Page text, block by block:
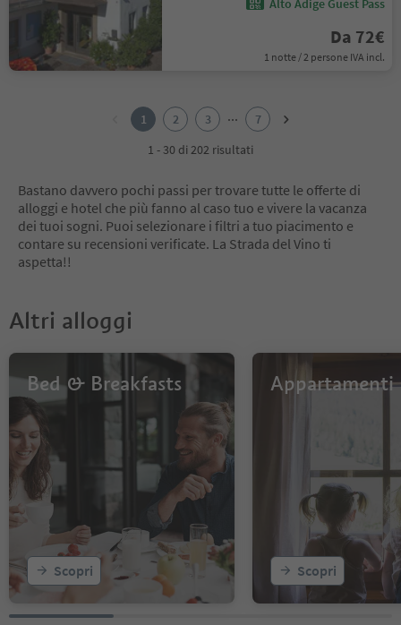
Alto Adige Guest Pass
Da 72€
1 notte / 2 persone IVA incl.
1 2 3 ...
7
1 - 30 di 202 risultati
Bastano davvero pochi passi per trovare tutte le offerte di
alloggi e hotel che più fanno al caso tuo e vivere la vacanza
dei tuoi sogni. Puoi selezionare i filtri a tuo piacimento e
contare su recensioni verificate. La Strada del Vino ti
aspetta!!
Altri alloggi
Bed & Breakfasts
Scopri
Appartamenti
Scopri